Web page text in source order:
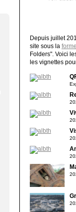
Depuis juillet
site sous la
Folders". Voici
les vignettes